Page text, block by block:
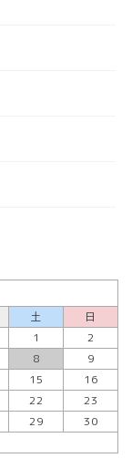
土
日
1
2
8
9
15
16
22
23
29
30